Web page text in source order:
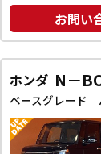
お問い
ホンダ N－